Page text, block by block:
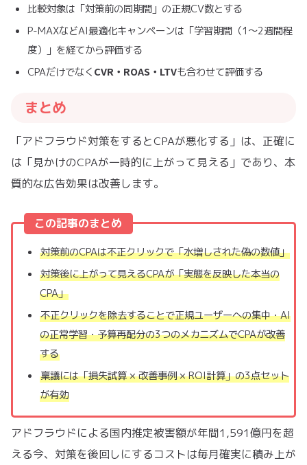
比較対象は「対策前の同期間」の正規CV数とする
P-MAXなどAI最適化キャンペーンは「学習期間（1〜2週間程
度）」を経てから評価する
CPAだけでなくCVR・ROAS・LTVも合わせて評価する
まとめ
「アドフラウド対策をするとCPAが悪化する」は、正確に
は「見かけのCPAが一時的に上がって見える」であり、本
質的な広告効果は改善します。
この記事のまとめ
対策前のCPAは不正クリックで「水増しされた偽の数値」
対策後に上がって見えるCPAが「実態を反映した本当の
CPA」
不正クリックを除去することで正規ユーザーへの集中・AI
の正常学習・予算再配分の3つのメカニズムでCPAが改善
する
稟議には「損失試算 × 改善事例 × ROI計算」の3点セット
が有効
アドフラウドによる国内推定被害額が年間1,591億円を超
える今、対策を後回しにするコストは毎月確実に積み上が